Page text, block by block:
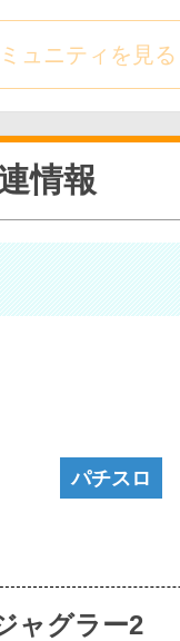
ュニティを見る
情報
パチスロ
ャグラー2